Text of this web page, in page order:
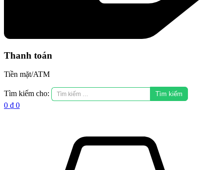
Thanh toán
Tiền mặt/ATM
Tìm kiếm cho:
0 ₫ 0